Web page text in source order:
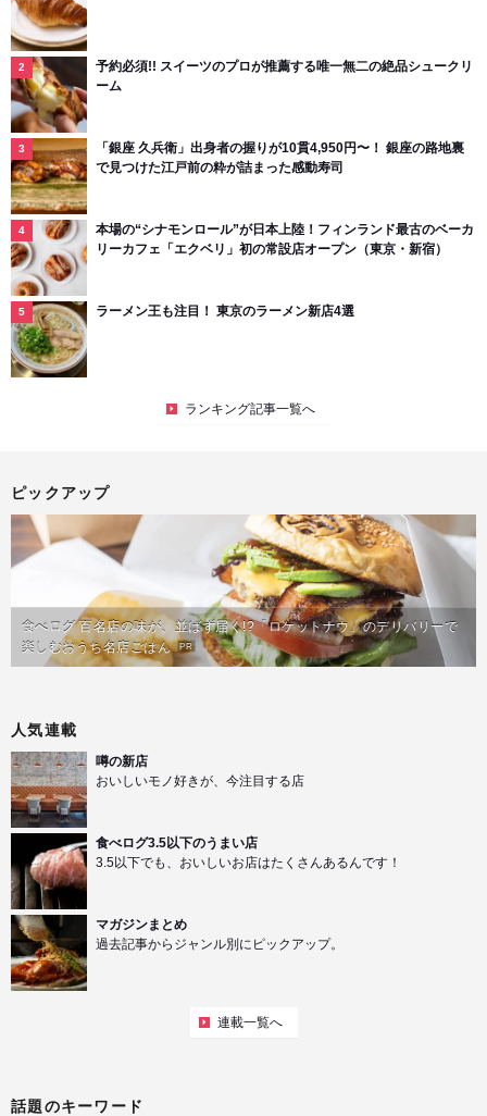
予約必須!! スイーツのプロが推薦する唯一無二の絶品シュークリ
ーム
「銀座 久兵衛」出身者の握りが10貫4,950円〜！ 銀座の路地裏
で見つけた江戸前の粋が詰まった感動寿司
本場の“シナモンロール”が日本上陸！フィンランド最古のベーカ
リーカフェ「エクベリ」初の常設店オープン（東京・新宿）
ラーメン王も注目！ 東京のラーメン新店4選
ランキング記事一覧へ
ピックアップ
食べログ 百名店の味が、並ばず届く!?「ロケットナウ」のデリバリーで
楽しむおうち名店ごはん PR
人気連載
噂の新店
おいしいモノ好きが、今注目する店
食べログ3.5以下のうまい店
3.5以下でも、おいしいお店はたくさんあるんです！
マガジンまとめ
過去記事からジャンル別にピックアップ。
連載一覧へ
話題のキーワード